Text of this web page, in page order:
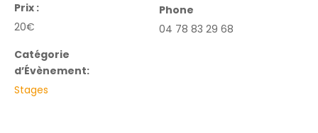
Prix :
20€
Catégorie
d’Évènement:
Stages
Phone
04 78 83 29 68